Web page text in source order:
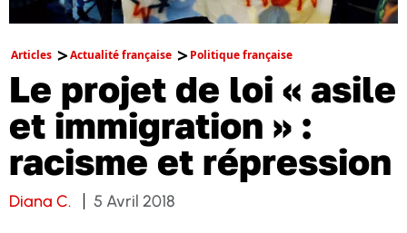
Articles Actualité française Politique française
Le projet de loi « asile
et immigration » :
racisme et répression
Diana C. 5 Avril 2018